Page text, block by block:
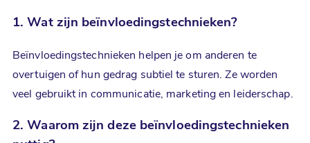
1. Wat zijn beïnvloedingstechnieken?
Beïnvloedingstechnieken helpen je om anderen te
overtuigen of hun gedrag subtiel te sturen. Ze worden
veel gebruikt in communicatie, marketing en leiderschap.
2. Waarom zijn deze beïnvloedingstechnieken